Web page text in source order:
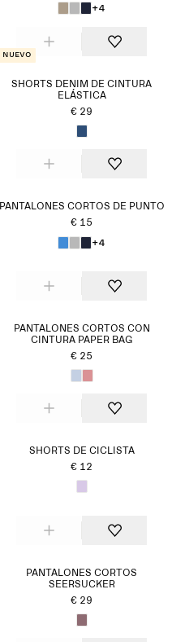
+4
Nuevo
SHORTS DENIM DE CINTURA
ELÁSTICA
€ 29
PANTALONES CORTOS DE PUNTO
€ 15
+4
PANTALONES CORTOS CON
CINTURA PAPER BAG
€ 25
SHORTS DE CICLISTA
€ 12
PANTALONES CORTOS
SEERSUCKER
€ 29